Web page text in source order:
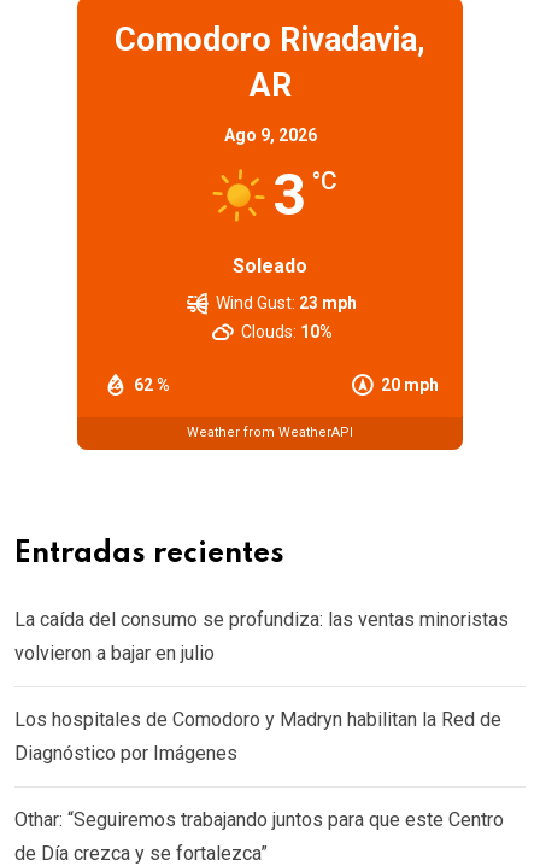
Comodoro Rivadavia,
AR
Ago 9, 2026
3 °C
Soleado
62 % 20 mph
Wind Gust: 23 mph
Clouds: 10%
Weather from WeatherAPI
Entradas recientes
La caída del consumo se profundiza: las ventas minoristas
volvieron a bajar en julio
Los hospitales de Comodoro y Madryn habilitan la Red de
Diagnóstico por Imágenes
Othar: “Seguiremos trabajando juntos para que este Centro
de Día crezca y se fortalezca”